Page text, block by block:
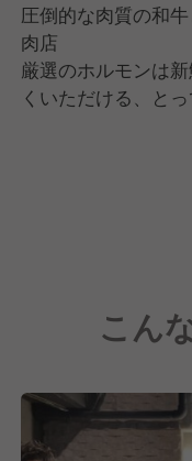
圧倒的な肉質の和
肉店
厳選のホルモンは
くいただける、と
のこだわりを感じ
食べ方をオススメ
こん